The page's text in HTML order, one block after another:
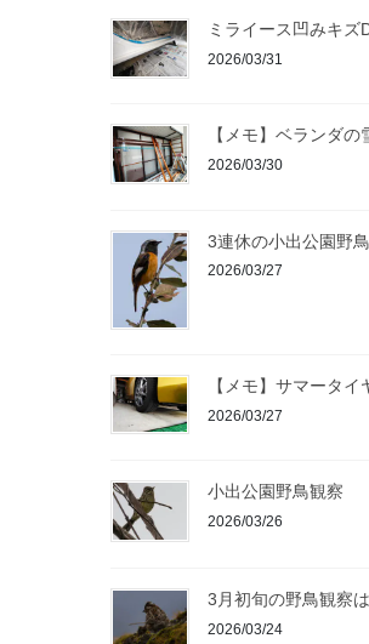
ミライース凹みキズ
2026/03/31
【メモ】ベランダの
2026/03/30
3連休の小出公園野
2026/03/27
【メモ】サマータイ
2026/03/27
小出公園野鳥観察
2026/03/26
3月初旬の野鳥観察
2026/03/24